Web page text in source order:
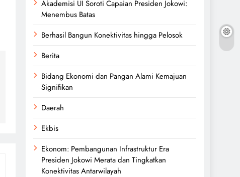
Akademisi UI Soroti Capaian Presiden Jokowi:
Menembus Batas
Berhasil Bangun Konektivitas hingga Pelosok
Berita
Bidang Ekonomi dan Pangan Alami Kemajuan
Signifikan
Daerah
Ekbis
Ekonom: Pembangunan Infrastruktur Era
Presiden Jokowi Merata dan Tingkatkan
Konektivitas Antarwilayah